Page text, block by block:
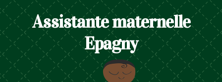
Assistante maternelle
Epagny